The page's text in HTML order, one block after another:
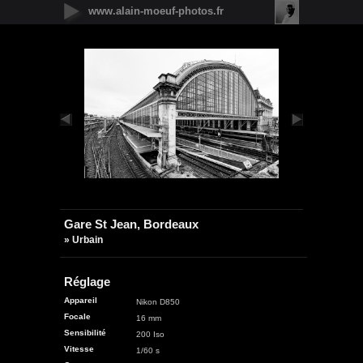
www.alain-moeuf-photos.fr
Gare St Jean, Bordeaux
» Urbain
Réglage
Appareil
Nikon D850
Focale
16 mm
Sensibilité
200 Iso
Vitesse
1/60 s